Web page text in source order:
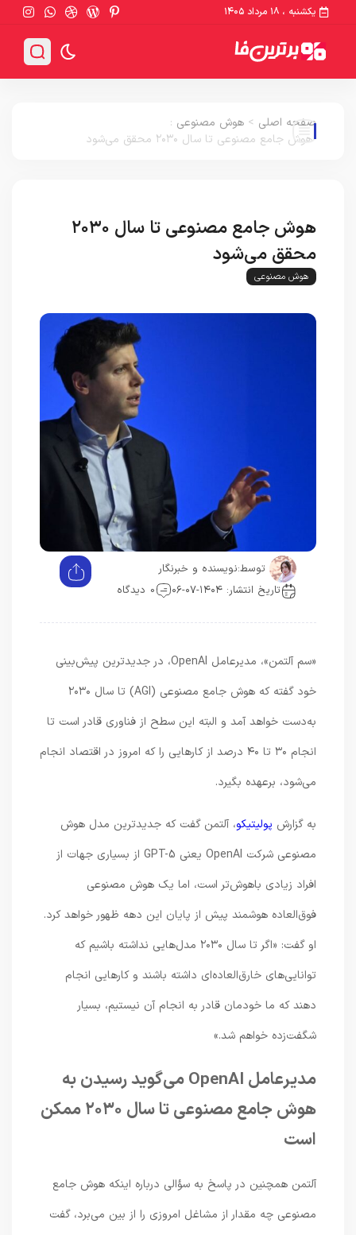
یکشنبه ، ۱۸ مرداد ۱۴۰۵
صفحه اصلی > هوش مصنوعی :
هوش جامع مصنوعی تا سال ۲۰۳۰ محقق می‌شود
هوش جامع مصنوعی تا سال ۲۰۳۰
محقق می‌شود
هوش مصنوعی
توسط: نویسنده و خبرنگار
تاریخ انتشار: ۱۴۰۴-۰۷-۰۶
0 دیدگاه
«سم آلتمن»، مدیرعامل OpenAI، در جدیدترین پیش‌بینی
خود گفته که هوش جامع مصنوعی (AGI) تا سال ۲۰۳۰
به‌دست خواهد آمد و البته این سطح از فناوری قادر است تا
انجام ۳۰ تا ۴۰ درصد از کارهایی را که امروز در اقتصاد انجام
می‌شود، برعهده بگیرد.
به گزارش پولیتیکو، آلتمن گفت که جدیدترین مدل هوش
مصنوعی شرکت OpenAI یعنی GPT-5 از بسیاری جهات از
افراد زیادی باهوش‌تر است، اما یک هوش مصنوعی
فوق‌العاده هوشمند پیش از پایان این دهه ظهور خواهد کرد.
او گفت: «اگر تا سال ۲۰۳۰ مدل‌هایی نداشته باشیم که
توانایی‌های خارق‌العاده‌ای داشته باشند و کارهایی انجام
دهند که ما خودمان قادر به انجام آن نیستیم، بسیار
شگفت‌زده خواهم شد.»
مدیرعامل OpenAI می‌گوید رسیدن به
هوش جامع مصنوعی تا سال ۲۰۳۰ ممکن
آلتمن همچنین در پاسخ به سؤالی درباره اینکه هوش جامع
مصنوعی چه مقدار از مشاغل امروزی را از بین می‌برد، گفت